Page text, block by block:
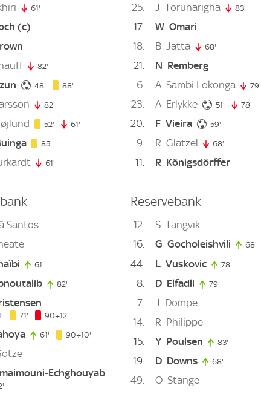
61'
(c)
82'
48' 48. minute
88'
82'
52' 52. minute
61'
85'
61'
Santos
61'
82'
61. minute
71' 71. minute
90+12'
61' 61. minute
90+10'
Echghouyab
25 J Torunarigha 83'
17 W Omari
18
B Jatta 68'
21 N Remberg
6
A Sambi Lokonga 79'
23 A Erlykke 51' 51. minute
78'
20 F Vieira 59'
9 R Glatzel 68'
11 R Königsdörffer
Reservebank
12 S Tangvik
16
G Gocholeishvili 68'
44 L Vuskovic 78'
8 D Elfadli 79'
7 J Dompe
14
R Philippe
15
Y Poulsen 83'
19 D Downs 68'
49 O Stange